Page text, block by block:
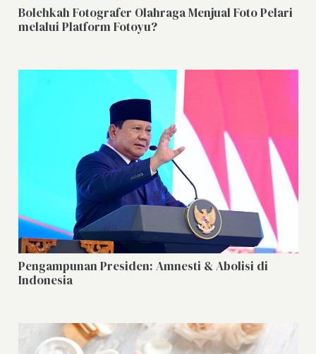
Bolehkah Fotografer Olahraga Menjual Foto Pelari
melalui Platform Fotoyu?
Pengampunan Presiden: Amnesti & Abolisi di
Indonesia